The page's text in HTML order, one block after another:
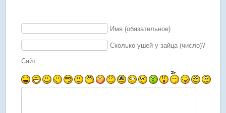
Имя (обязательное)
Сколько ушей у зайца (число)?
Сайт